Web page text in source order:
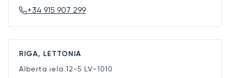
+34 915 907 299
RIGA, LETTONIA
Alberta iela 12-5 LV-1010